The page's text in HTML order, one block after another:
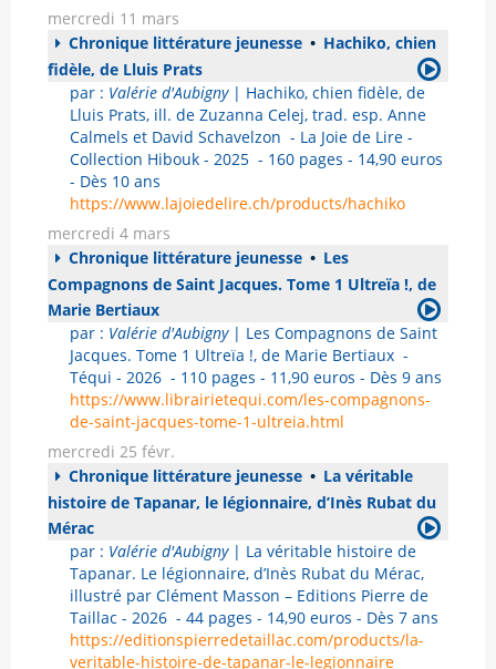
mercredi 11 mars
Chronique littérature jeunesse • Hachiko, chien
fidèle, de Lluis Prats
par : Valérie d'Aubigny| Hachiko, chien fidèle, de
Lluis Prats, ill. de Zuzanna Celej, trad. esp. Anne
Calmels et David Schavelzon - La Joie de Lire -
Collection Hibouk - 2025 - 160 pages - 14,90 euros
- Dès 10 ans
https://www.lajoiedelire.ch/products/hachiko
mercredi 4 mars
Chronique littérature jeunesse • Les
Compagnons de Saint Jacques. Tome 1 Ultreïa !, de
Marie Bertiaux
par : Valérie d'Aubigny| Les Compagnons de Saint
Jacques. Tome 1 Ultreïa !, de Marie Bertiaux -
Téqui - 2026 - 110 pages - 11,90 euros - Dès 9 ans
https://www.librairietequi.com/les-compagnons-
de-saint-jacques-tome-1-ultreia.html
mercredi 25 févr.
Chronique littérature jeunesse • La véritable
histoire de Tapanar, le légionnaire, d’Inès Rubat du
Mérac
par : Valérie d'Aubigny| La véritable histoire de
Tapanar. Le légionnaire, d’Inès Rubat du Mérac,
illustré par Clément Masson – Editions Pierre de
Taillac - 2026 - 44 pages - 14,90 euros - Dès 7 ans
https://editionspierredetaillac.com/products/la-
veritable-histoire-de-tapanar-le-legionnaire